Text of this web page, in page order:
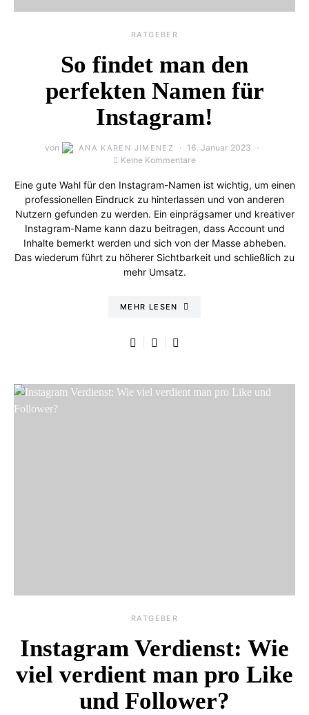
RATGEBER
So findet man den
perfekten Namen für
Instagram!
von ANA KAREN JIMENEZ
16. Januar 2023
Keine Kommentare
Eine gute Wahl für den Instagram-Namen ist wichtig, um einen
professionellen Eindruck zu hinterlassen und von anderen
Nutzern gefunden zu werden. Ein einprägsamer und kreativer
Instagram-Name kann dazu beitragen, dass Account und
Inhalte bemerkt werden und sich von der Masse abheben.
Das wiederum führt zu höherer Sichtbarkeit und schließlich zu
mehr Umsatz.
MEHR LESEN
RATGEBER
Instagram Verdienst: Wie
viel verdient man pro Like
und Follower?